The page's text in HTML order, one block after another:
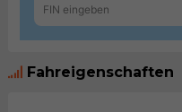
Fahreigenschaften